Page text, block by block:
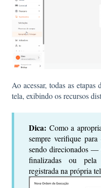
Ao acessar, todas as etapas
tela, exibindo os recursos
Dica: Como a
sempre verifique
sendo direcionados —
finalizadas ou pela
registrada na própria